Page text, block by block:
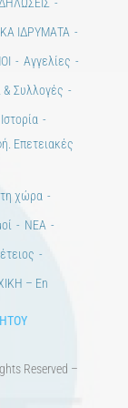
ΙΔΡΥΜΑΤΑ
Αγγελίες
Συλλογές
Ιστορία
Επετειακές
χώρα
ΝΕΑ
– En
Reserved –